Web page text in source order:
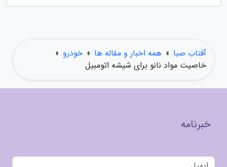
آفتاب صبا » همه اخبار و مقاله ها » خودرو »
خاصیت مواد نانو برای شیشه اتومبیل
خبرنامه